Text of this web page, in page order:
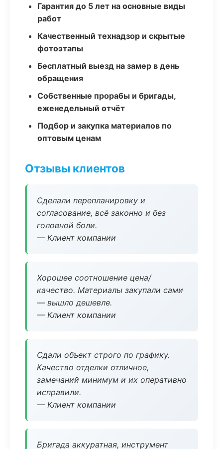
Гарантия до 5 лет на основные виды
работ
Качественный технадзор и скрытые
фотоэтапы
Бесплатный выезд на замер в день
обращения
Собственные прорабы и бригады,
еженедельный отчёт
Подбор и закупка материалов по
оптовым ценам
Отзывы клиентов
Сделали перепланировку и
согласование, всё законно и без
головной боли.
— Клиент компании
Хорошее соотношение цена/
качество. Материалы закупали сами
— вышло дешевле.
— Клиент компании
Сдали объект строго по графику.
Качество отделки отличное,
замечаний минимум и их оперативно
исправили.
— Клиент компании
Бригада аккуратная, инструмент